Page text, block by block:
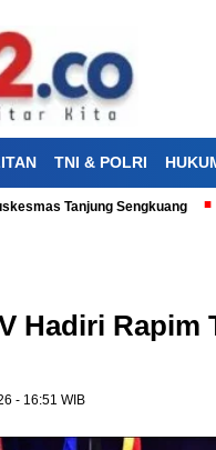
TNI & POLRI
Tanjung Sengkuang
Hadiri Rapim
- 16:51 WIB